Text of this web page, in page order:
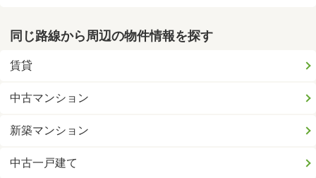
同じ路線から周辺の物件情報を探す
賃貸
中古マンション
新築マンション
中古一戸建て